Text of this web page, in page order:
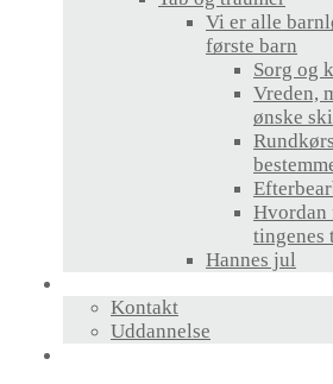
Vi er alle
første barn
Sorg og
Vreden,
ønske
Hvordan
tingenes
Hannes jul
Kontakt
Uddannelse